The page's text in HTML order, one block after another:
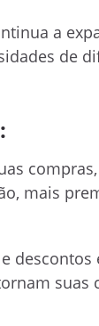
a
de
mais
descontos
suas